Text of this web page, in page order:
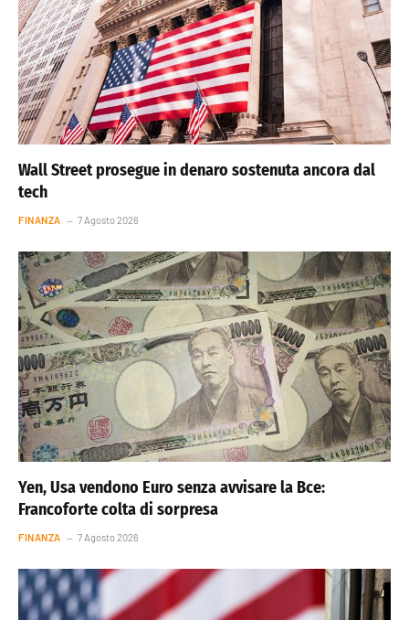
Wall Street prosegue in denaro sostenuta ancora dal
tech
FINANZA 7 Agosto 2026
Yen, Usa vendono Euro senza avvisare la Bce:
Francoforte colta di sorpresa
FINANZA 7 Agosto 2026